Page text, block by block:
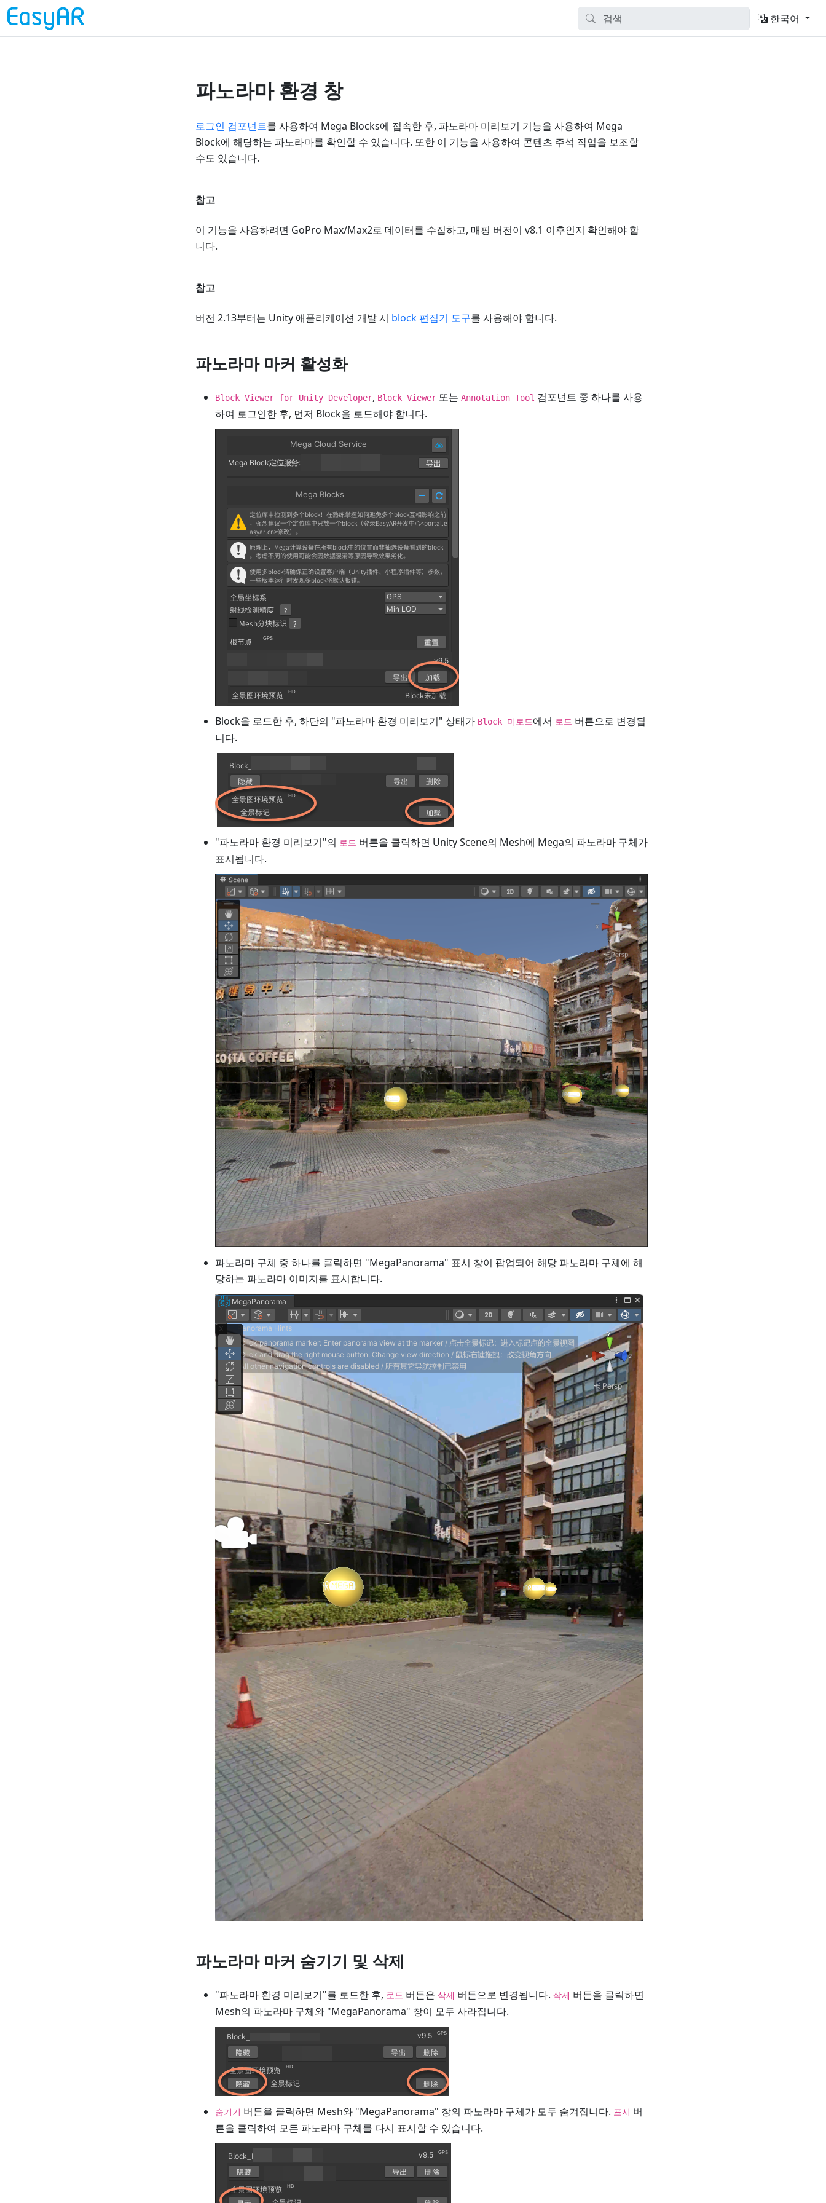
한국어
파노라마 환경 창
로그인 컴포넌트를 사용하여 Mega Blocks에 접속한 후, 파노라마 미리보기 기능을 사용하여 Mega
Block에 해당하는 파노라마를 확인할 수 있습니다. 또한 이 기능을 사용하여 콘텐츠 주석 작업을 보조할
수도 있습니다.
참고
이 기능을 사용하려면 GoPro Max/Max2로 데이터를 수집하고, 매핑 버전이 v8.1 이후인지 확인해야 합
니다.
참고
버전 2.13부터는 Unity 애플리케이션 개발 시 block 편집기 도구를 사용해야 합니다.
파노라마 마커 활성화
Block Viewer for Unity Developer, Block Viewer또는 Annotation Tool 컴포넌트 중 하나를 사용
하여 로그인한 후, 먼저 Block을 로드해야 합니다.
Block을 로드한 후, 하단의 "파노라마 환경 미리보기" 상태가 Block 미로드에서 로드 버튼으로 변경됩
니다.
"파노라마 환경 미리보기"의 로드 버튼을 클릭하면 Unity Scene의 Mesh에 Mega의 파노라마 구체가
표시됩니다.
파노라마 구체 중 하나를 클릭하면 "MegaPanorama" 표시 창이 팝업되어 해당 파노라마 구체에 해
당하는 파노라마 이미지를 표시합니다.
파노라마 마커 숨기기 및 삭제
"파노라마 환경 미리보기"를 로드한 후, 로드 버튼은 삭제 버튼으로 변경됩니다. 삭제 버튼을 클릭하면
Mesh의 파노라마 구체와 "MegaPanorama" 창이 모두 사라집니다.
숨기기 버튼을 클릭하면 Mesh와 "MegaPanorama" 창의 파노라마 구체가 모두 숨겨집니다. 표시 버
튼을 클릭하여 모든 파노라마 구체를 다시 표시할 수 있습니다.